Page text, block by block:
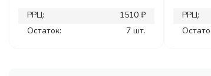
РРЦ:
1510 ₽
Остаток:
7 шт.
РРЦ: